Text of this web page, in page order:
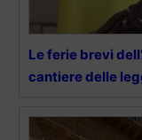
Le ferie brevi
cantiere delle